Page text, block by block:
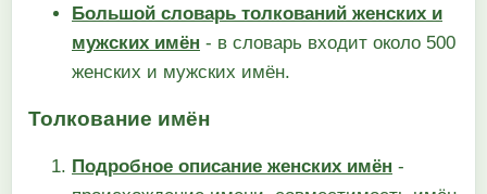
Большой словарь толкований женских и
мужских имён - в словарь входит около 500
женских и мужских имён.
Толкование имён
Подробное описание женских имён -